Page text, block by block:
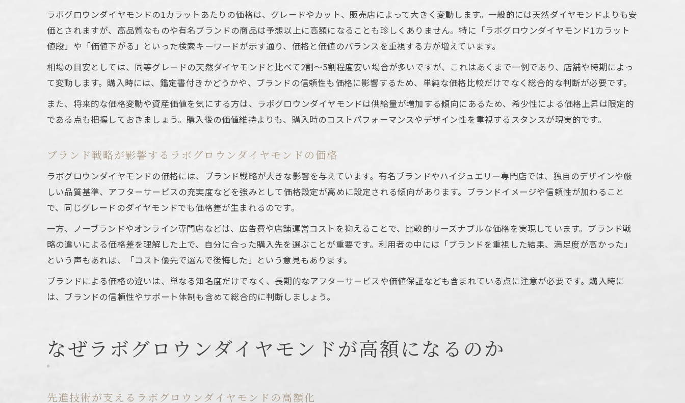
ラボグロウンダイヤモンドの1カラットあたりの価格は、グレードやカット、販売店によって大きく変動します。一般的には天然ダイヤモンドよりも安
価とされますが、高品質なものや有名ブランドの商品は予想以上に高額になることも珍しくありません。特に「ラボグロウンダイヤモンド1カラット
値段」や「価値下がる」といった検索キーワードが示す通り、価格と価値のバランスを重視する方が増えています。
相場の目安としては、同等グレードの天然ダイヤモンドと比べて2割〜5割程度安い場合が多いですが、これはあくまで一例であり、店舗や時期によっ
て変動します。購入時には、鑑定書付きかどうかや、ブランドの信頼性も価格に影響するため、単純な価格比較だけでなく総合的な判断が必要です。
また、将来的な価格変動や資産価値を気にする方は、ラボグロウンダイヤモンドは供給量が増加する傾向にあるため、希少性による価格上昇は限定的
である点も把握しておきましょう。購入後の価値維持よりも、購入時のコストパフォーマンスやデザイン性を重視するスタンスが現実的です。
ブランド戦略が影響するラボグロウンダイヤモンドの価格
ラボグロウンダイヤモンドの価格には、ブランド戦略が大きな影響を与えています。有名ブランドやハイジュエリー専門店では、独自のデザインや厳
しい品質基準、アフターサービスの充実度などを強みとして価格設定が高めに設定される傾向があります。ブランドイメージや信頼性が加わること
で、同じグレードのダイヤモンドでも価格差が生まれるのです。
一方、ノーブランドやオンライン専門店などは、広告費や店舗運営コストを抑えることで、比較的リーズナブルな価格を実現しています。ブランド戦
略の違いによる価格差を理解した上で、自分に合った購入先を選ぶことが重要です。利用者の中には「ブランドを重視した結果、満足度が高かった」
という声もあれば、「コスト優先で選んで後悔した」という意見もあります。
ブランドによる価格の違いは、単なる知名度だけでなく、長期的なアフターサービスや価値保証なども含まれている点に注意が必要です。購入時に
は、ブランドの信頼性やサポート体制も含めて総合的に判断しましょう。
なぜラボグロウンダイヤモンドが高額になるのか
先進技術が支えるラボグロウンダイヤモンドの高額化